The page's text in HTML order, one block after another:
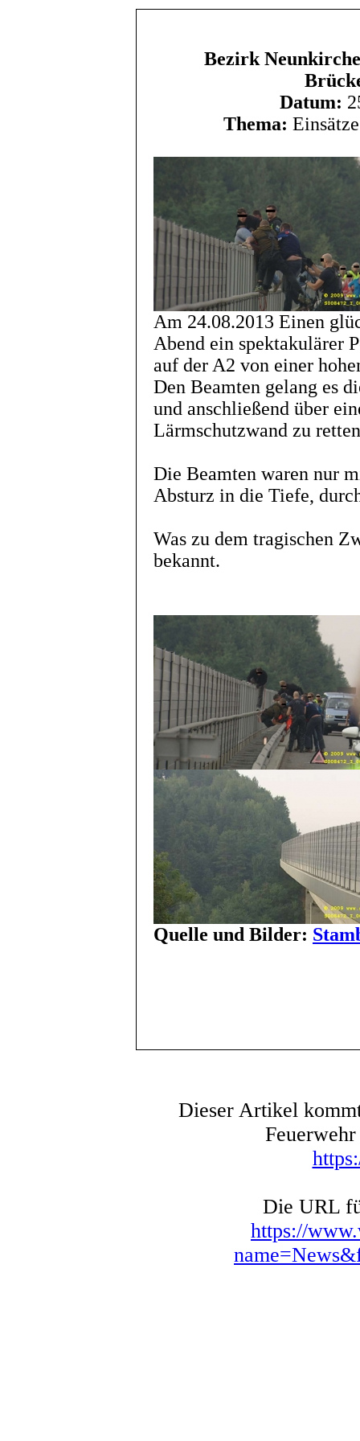
Bezirk
Datum:
Thema:
Am 24.08.2013 Einen
Abend ein spektakulärer
auf der A2 von einer
Den Beamten gelang es
und anschließend über
Lärmschutzwand zu
Die Beamten waren nur
Absturz in die Tiefe,
Was zu dem tragischen
bekannt.
Quelle und Bilder:
Dieser Artikel
Die URL
https://